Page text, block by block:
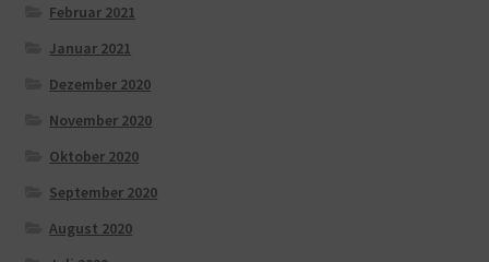
Februar 2021
Januar 2021
Dezember 2020
November 2020
Oktober 2020
September 2020
August 2020